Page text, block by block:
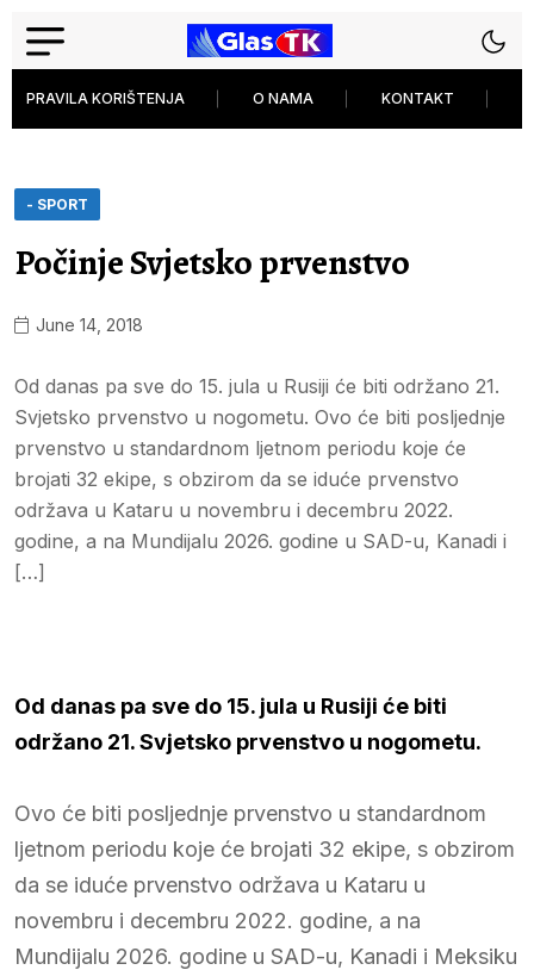
PRAVILA KORIŠTENJA O NAMA KONTAKT
- SPORT
Počinje Svjetsko prvenstvo
June 14, 2018
Od danas pa sve do 15. jula u Rusiji će biti održano 21.
Svjetsko prvenstvo u nogometu. Ovo će biti posljednje
prvenstvo u standardnom ljetnom periodu koje će
brojati 32 ekipe, s obzirom da se iduće prvenstvo
održava u Kataru u novembru i decembru 2022.
godine, a na Mundijalu 2026. godine u SAD-u, Kanadi i
[…]
Od danas pa sve do 15. jula u Rusiji će biti
održano 21. Svjetsko prvenstvo u nogometu.
Ovo će biti posljednje prvenstvo u standardnom
ljetnom periodu koje će brojati 32 ekipe, s obzirom
da se iduće prvenstvo održava u Kataru u
novembru i decembru 2022. godine, a na
Mundijalu 2026. godine u SAD-u, Kanadi i Meksiku